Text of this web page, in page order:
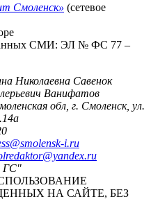
Смоленск» (сетевое
СМИ: ЭЛ № ФС 77 –
Николаевна Савенок
Ванифатов
обл, г. Смоленск, ул.
i.ru
ГС"
НА САЙТЕ, БЕЗ